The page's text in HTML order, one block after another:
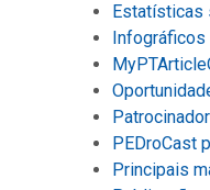
Estatísticas
Infográficos
PEDroCast
Principais